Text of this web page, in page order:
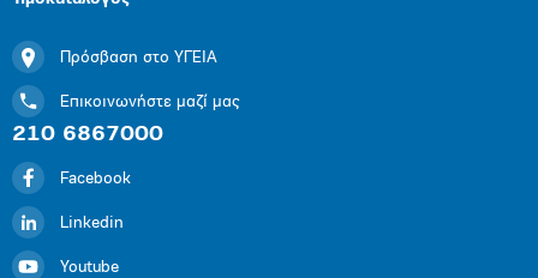
Πρόσβαση στο ΥΓΕΙΑ
Επικοινωνήστε μαζί μας
210 6867000
Facebook
Linkedin
Youtube